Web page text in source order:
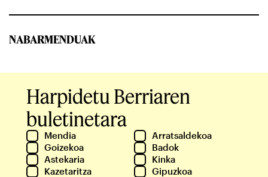
NABARMENDUAK
Harpidetu Berriaren
buletinetara
Mendia
Arratsaldekoa
Goizekoa
Badok
Astekaria
Kinka
Kazetaritza
Gipuzkoa